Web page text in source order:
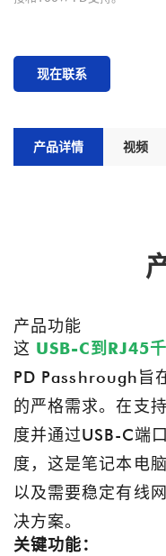
现在联系
产品详情 视频
产品功能
这 USB-C到RJ45
PD Passhrough旨
的严格需求。在支
度并通过USB-C端
度，这是笔记本电
以及需要稳定有线
决方​​案。
关键功能：